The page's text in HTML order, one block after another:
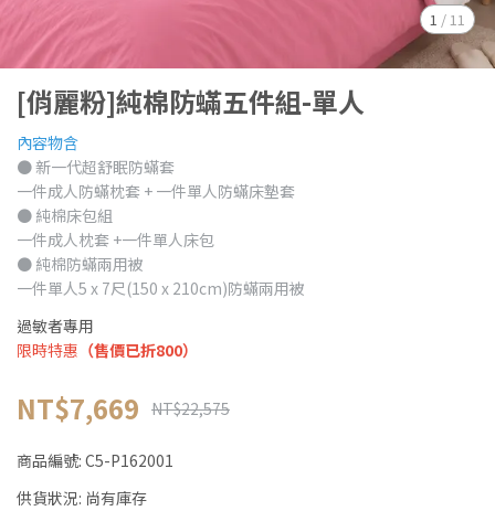
1 / 11
[俏麗粉]純棉防蟎五件組-單人
內容物含
● 新一代超舒眠防蟎套
一件成人防蟎枕套 + 一件單人防蟎床墊套
● 純棉床包組
一件成人枕套 +一件單人床包
● 純棉防蟎兩用被
一件單人5 x 7尺(150 x 210cm)防蟎兩用被
過敏者專用
限時特惠 （售價已折800）
NT$7,669 NT$22,575
商品編號: C5-P162001
供貨狀況: 尚有庫存